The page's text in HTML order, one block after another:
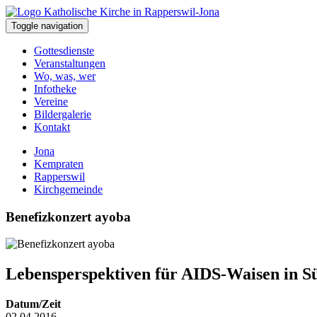
Toggle navigation
Gottesdienste
Veranstaltungen
Wo, was, wer
Infotheke
Vereine
Bildergalerie
Kontakt
Jona
Kempraten
Rapperswil
Kirchgemeinde
Benefizkonzert ayoba
Lebensperspektiven für AIDS-Waisen in
Datum/Zeit